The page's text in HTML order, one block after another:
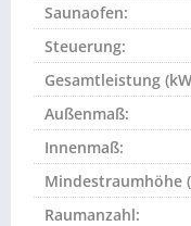
Saunaofen:
Steuerung:
Gesamtleistung
Außenmaß:
Innenmaß:
Mindestraumhöhe
Raumanzahl: